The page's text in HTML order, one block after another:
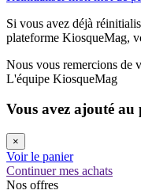
Si vous avez déjà
plateforme KiosqueMag,
Nous vous remercions de
L'équipe KiosqueMag
Vous avez ajouté au
×
Voir le panier
Continuer mes achats
Nos offres